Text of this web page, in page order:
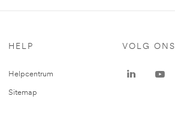
HELP
Helpcentrum
Sitemap
VOLG ONS